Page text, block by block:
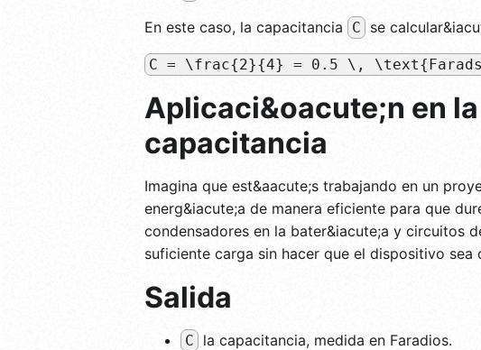
En este caso, la capacitancia C se
C = \frac{2}{4} = 0.5 \,
Aplicaci&oacute;n en
capacitancia
Imagina que est&aacute;s trabajando en un
energ&iacute;a de manera eficiente para que
condensadores en la bater&iacute;a y circuitos
suficiente carga sin hacer que el dispositivo
Salida
C la capacitancia, medida en Faradios.